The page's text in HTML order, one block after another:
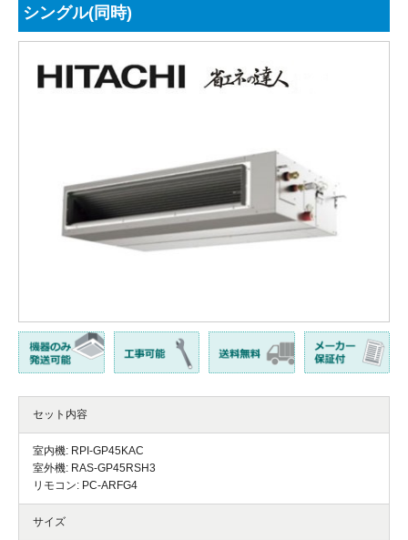
シングル(同時)
セット内容
室内機: RPI-GP45KAC
室外機: RAS-GP45RSH3
リモコン: PC-ARFG4
サイズ